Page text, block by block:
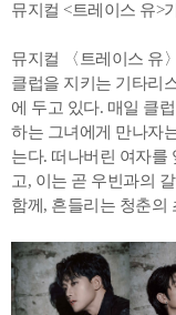
뮤지컬 <트레이스 유>
뮤지컬 〈트레이스 유
클럽을 지키는 기타리
에 두고 있다. 매일 클
하는 그녀에게 만나자
는다. 떠나버린 여자를
고, 이는 곧 우빈과의
함께, 흔들리는 청춘의